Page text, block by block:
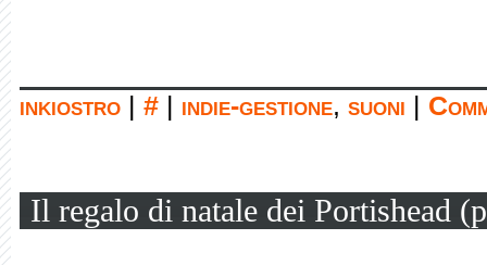
inkiostro # indie-gestione, suoni
Il regalo di natale dei Portishead